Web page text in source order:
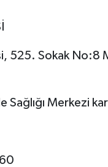
525. Sokak No:8
Merkezi